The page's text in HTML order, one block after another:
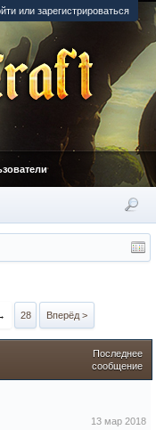
или зарегистрироваться
28 Вперёд >
Последнее
сообщение
13 мар 2018